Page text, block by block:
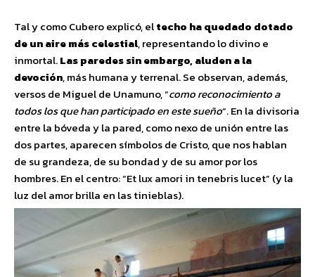
Tal y como Cubero explicó, eltecho ha quedado dotado
de un aire más celestial, representando lo divino e
inmortal.Las paredes sin embargo, aluden a la
devoción, más humana y terrenal. Se observan, además,
versos de Miguel de Unamuno, “como reconocimiento a
todos los que han participado en este sueño“. En la divisoria
entre la bóveda y la pared, como nexo de unión entre las
dos partes, aparecen símbolos de Cristo, que nos hablan
de su grandeza, de su bondad y de su amor por los
hombres. En el centro: “Et lux amori in tenebris lucet” (y la
luz del amor brilla en las tinieblas).